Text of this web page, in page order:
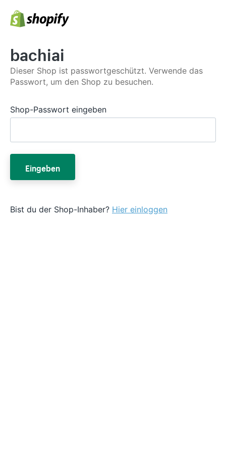
bachiai
Dieser Shop ist passwortgeschützt. Verwende das
Passwort, um den Shop zu besuchen.
Shop-Passwort eingeben
Eingeben
Bist du der Shop-Inhaber? Hier einloggen